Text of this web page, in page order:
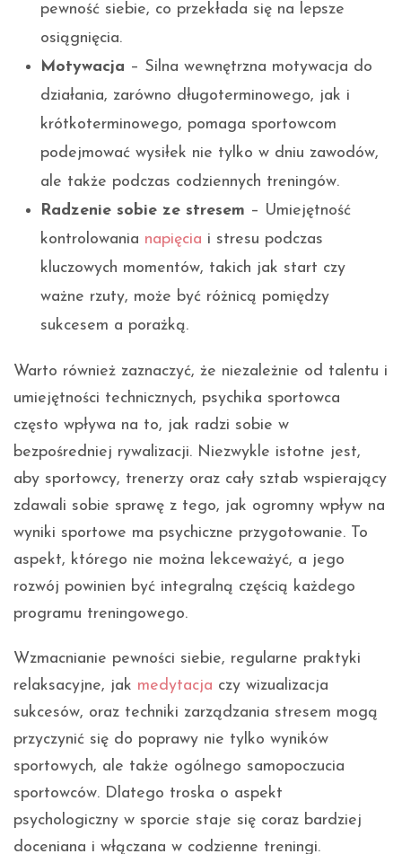
pewność siebie, co przekłada się na lepsze
osiągnięcia.
Motywacja – Silna wewnętrzna motywacja do
działania, zarówno długoterminowego, jak i
krótkoterminowego, pomaga sportowcom
podejmować wysiłek nie tylko w dniu zawodów,
ale także podczas codziennych treningów.
Radzenie sobie ze stresem – Umiejętność
kontrolowania napięcia i stresu podczas
kluczowych momentów, takich jak start czy
ważne rzuty, może być różnicą pomiędzy
sukcesem a porażką.
Warto również zaznaczyć, że niezależnie od talentu i
umiejętności technicznych, psychika sportowca
często wpływa na to, jak radzi sobie w
bezpośredniej rywalizacji. Niezwykle istotne jest,
aby sportowcy, trenerzy oraz cały sztab wspierający
zdawali sobie sprawę z tego, jak ogromny wpływ na
wyniki sportowe ma psychiczne przygotowanie. To
aspekt, którego nie można lekceważyć, a jego
rozwój powinien być integralną częścią każdego
programu treningowego.
Wzmacnianie pewności siebie, regularne praktyki
relaksacyjne, jak medytacja czy wizualizacja
sukcesów, oraz techniki zarządzania stresem mogą
przyczynić się do poprawy nie tylko wyników
sportowych, ale także ogólnego samopoczucia
sportowców. Dlatego troska o aspekt
psychologiczny w sporcie staje się coraz bardziej
doceniana i włączana w codzienne treningi.